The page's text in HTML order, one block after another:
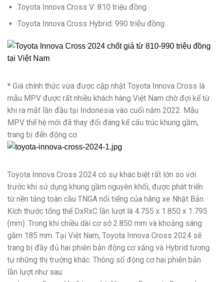
Toyota Innova Cross V: 810 triệu đồng
Toyota Innova Cross Hybrid: 990 triệu đồng
* Giá chính thức vừa được cập nhật Toyota Innova Cross là
mẫu MPV được rất nhiều khách hàng Việt Nam chờ đợi kế từ
khi ra mắt lần đầu tại Indonesia vào cuối năm 2022. Mẫu
MPV thế hệ mới đã thay đổi đáng kể cấu trúc khung gầm,
trang bị đến động cơ.
Toyota Innova Cross 2024 có sự khác biệt rất lớn so với
trước khi sử dụng khung gầm nguyên khối, được phát triển
từ nền tảng toàn cầu TNGA nổi tiếng của hãng xe Nhật Bản.
Kích thước tổng thể DxRxC lần lượt là 4.755 x 1.850 x 1.795
(mm). Trong khi chiều dài cơ sở 2.850 mm và khoảng sáng
gầm 185 mm. Tại Việt Nam, Toyota Innova Cross 2024 sẽ
trang bị đầy đủ hai phiên bản động cơ xăng và Hybrid tương
tự những thị trường khác. Thông số động cơ hai phiên bản
lần lượt như sau: